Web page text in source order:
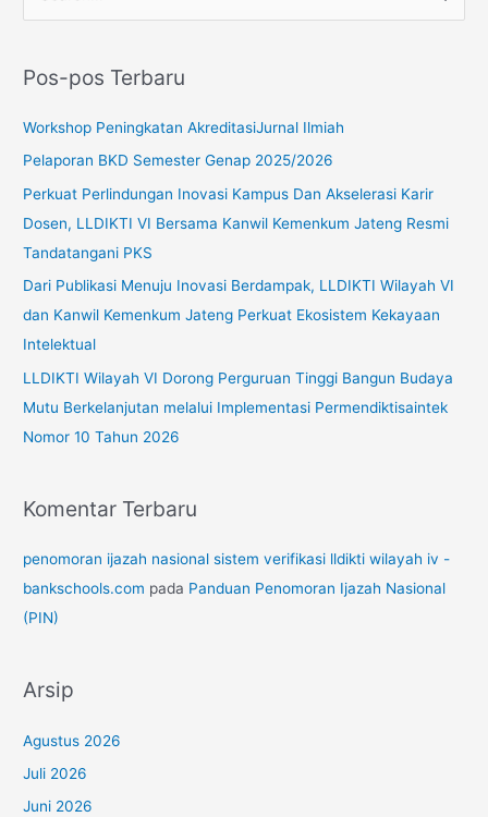
i
u
k
:
Pos-pos Terbaru
Workshop Peningkatan AkreditasiJurnal Ilmiah
Pelaporan BKD Semester Genap 2025/2026
Perkuat Perlindungan Inovasi Kampus Dan Akselerasi Karir
Dosen, LLDIKTI VI Bersama Kanwil Kemenkum Jateng Resmi
Tandatangani PKS
Dari Publikasi Menuju Inovasi Berdampak, LLDIKTI Wilayah VI
dan Kanwil Kemenkum Jateng Perkuat Ekosistem Kekayaan
Intelektual
LLDIKTI Wilayah VI Dorong Perguruan Tinggi Bangun Budaya
Mutu Berkelanjutan melalui Implementasi Permendiktisaintek
Nomor 10 Tahun 2026
Komentar Terbaru
penomoran ijazah nasional sistem verifikasi lldikti wilayah iv -
bankschools.com pada Panduan Penomoran Ijazah Nasional
(PIN)
Arsip
Agustus 2026
Juli 2026
Juni 2026